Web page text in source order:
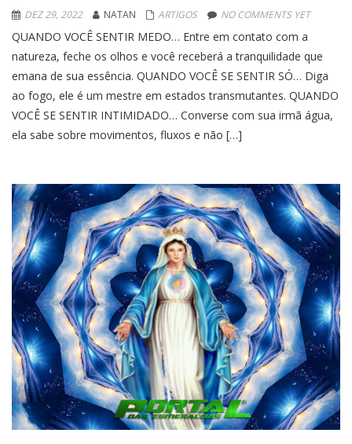
DEZ 29, 2022 NATAN ARTIGOS NO COMMENTS YET
QUANDO VOCÊ SENTIR MEDO… Entre em contato com a
natureza, feche os olhos e você receberá a tranquilidade que
emana de sua essência. QUANDO VOCÊ SE SENTIR SÓ… Diga
ao fogo, ele é um mestre em estados transmutantes. QUANDO
VOCÊ SE SENTIR INTIMIDADO… Converse com sua irmã água,
ela sabe sobre movimentos, fluxos e não […]